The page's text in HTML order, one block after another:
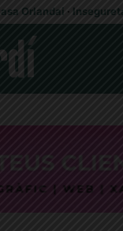
Orlandai ·